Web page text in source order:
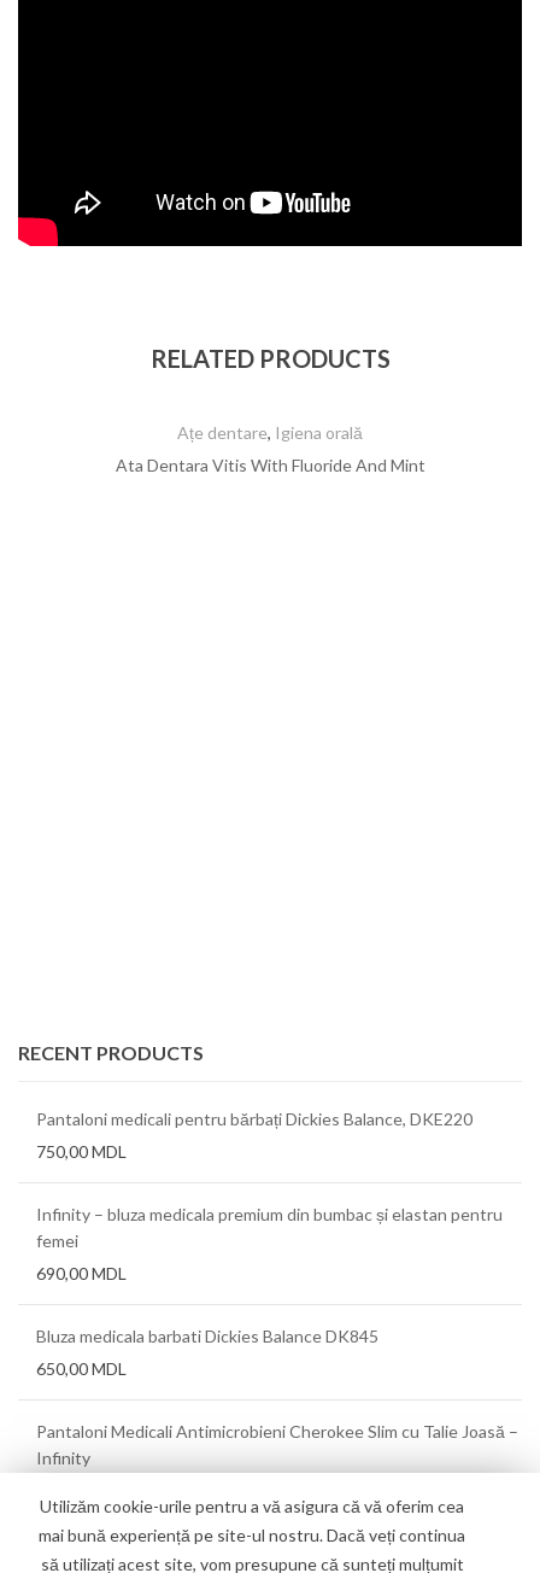
RELATED PRODUCTS
Ațe dentare, Igiena orală
Ata Dentara Vitis With Fluoride And Mint
RECENT PRODUCTS
Pantaloni medicali pentru bărbați Dickies Balance, DKE220
750,00MDL
Infinity – bluza medicala premium din bumbac și elastan pentru
femei
690,00MDL
Bluza medicala barbati Dickies Balance DK845
650,00MDL
Pantaloni Medicali Antimicrobieni Cherokee Slim cu Talie Joasă –
Infinity
Utilizăm cookie-urile pentru a vă asigura că vă oferim cea
mai bună experiență pe site-ul nostru. Dacă veți continua
să utilizați acest site, vom presupune că sunteți mulțumit